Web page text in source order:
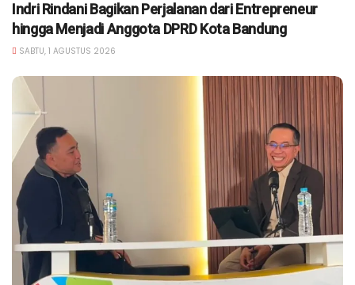
Indri Rindani Bagikan Perjalanan dari Entrepreneur
hingga Menjadi Anggota DPRD Kota Bandung
SABTU, 1 AGUSTUS 2026